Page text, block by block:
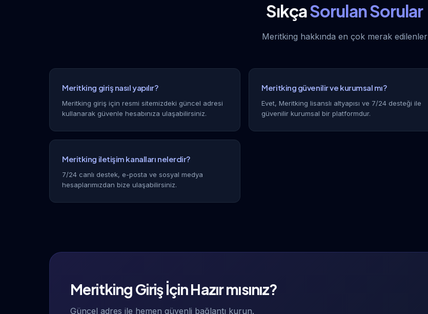
SıkçaSorulan Sorular
Meritking hakkında en çok merak edilenler
Meritking giriş nasıl yapılır?
Meritking giriş için resmi sitemizdeki güncel adresi
kullanarak güvenle hesabınıza ulaşabilirsiniz.
Meritking güvenilir ve kurumsal mı?
Evet, Meritking lisanslı altyapısı ve 7/24 desteği ile
güvenilir kurumsal bir platformdur.
Meritking iletişim kanalları nelerdir?
7/24 canlı destek, e-posta ve sosyal medya
hesaplarımızdan bize ulaşabilirsiniz.
Meritking Giriş İçin Hazır mısınız?
Güncel adres ile hemen güvenli bağlantı kurun.